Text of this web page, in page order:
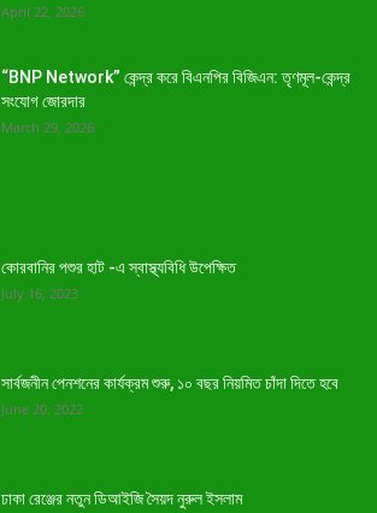
April 22, 2026
“BNP Network” কেন্দ্র করে বিএনপির বিজিএন: তৃণমূল-কেন্দ্র
সংযোগ জোরদার
March 29, 2026
কোরবানির পশুর হাট -এ স্বাস্থ্যবিধি উপেক্ষিত
July 16, 2023
সার্বজনীন পেনশনের কার্যক্রম শুরু, ১০ বছর নিয়মিত চাঁদা দিতে হবে
June 20, 2022
ঢাকা রেঞ্জের নতুন ডিআইজি সৈয়দ নুরুল ইসলাম